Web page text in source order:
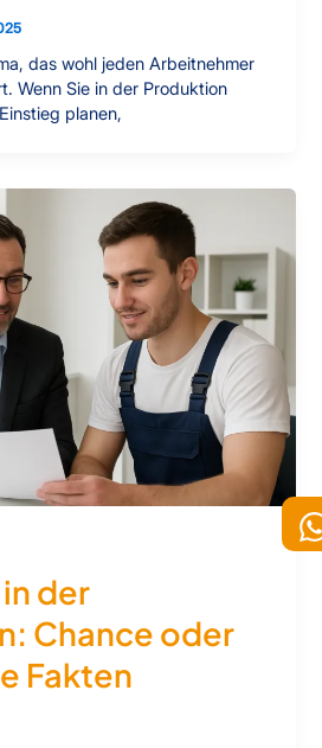
das wohl jeden Arbeitnehmer
Wenn Sie in der Produktion
planen,
der
Chance oder
Fakten